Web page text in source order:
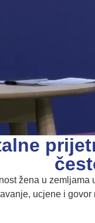
žena u zemljama
ucjene i